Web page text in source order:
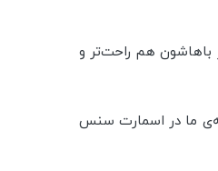
کار باهاشون هم راحت‌تر و
ما در اسمارت سنس